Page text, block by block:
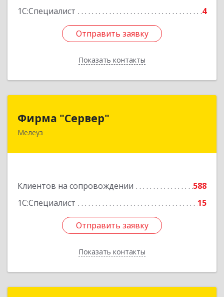
1С:Специалист
4
Отправить заявку
Показать контакты
Отправить заявку
Назад
Фирма "Сервер"
Мелеуз
Клиентов на сопровождении
588
1С:Специалист
15
Отправить заявку
Показать контакты
453852, Башкортостан Респ, Мелеузовский р-н,
Отправить заявку
Назад